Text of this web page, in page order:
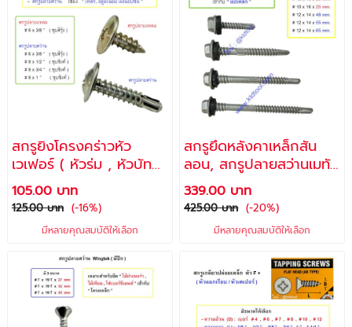
สกรูยิงโครงคร่าวหัว
เวเฟอร์ ( หัวร่ม , หัวบัท
ทอน , หัวจาน ) / มีทั้งสก
รูปลายแหลม & สกรูปลาย
สว่าน
105.00 บาท
125.00 บาท (-16%)
มีหลายคุณสมบัติให้เลือก
สกรูยึดหลังคาเหล็กสัน
ลอน, สกรูปลายสว่านเมทัล
ชีท , สกรูแปเหล็ก สำหรับ
งานหลังคาเหล็ก, หัว 6
เหลี่ยม พร้อมแหวนยางกัน
339.00 บาท
425.00 บาท (-20%)
มีหลายคุณสมบัติให้เลือก